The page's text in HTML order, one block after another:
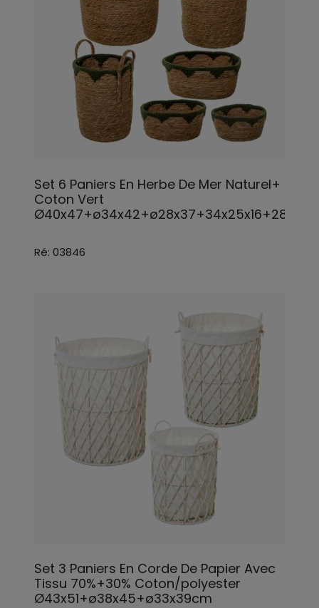
Set 6 Paniers En Herbe De Mer Naturel+
Coton Vert
Ré: 03846
Set 3 Paniers En Corde De Papier Avec
Tissu 70%+30% Coton/polyester
Ø43x51+ø38x45+ø33x39cm